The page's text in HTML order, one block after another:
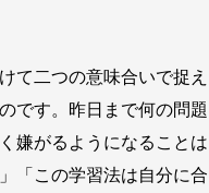
て二つの意味合いで捉え
です。昨日まで何の問題
嫌がるようになることは
「この学習法は自分に合